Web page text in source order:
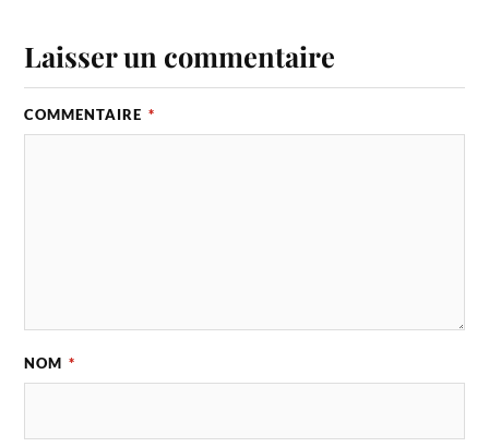
Laisser un commentaire
COMMENTAIRE *
NOM *